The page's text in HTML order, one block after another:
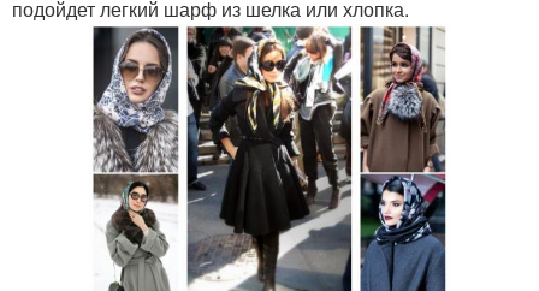
подойдет легкий шарф из шелка или хлопка.